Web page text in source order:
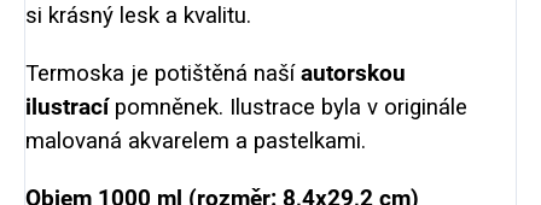
si krásný lesk a kvalitu.
Termoska je potištěná našíautorskou
ilustrací pomněnek. Ilustrace byla v originále
malovaná akvarelem a pastelkami.
Objem 1000 ml (rozměr: 8,4x29,2 cm)